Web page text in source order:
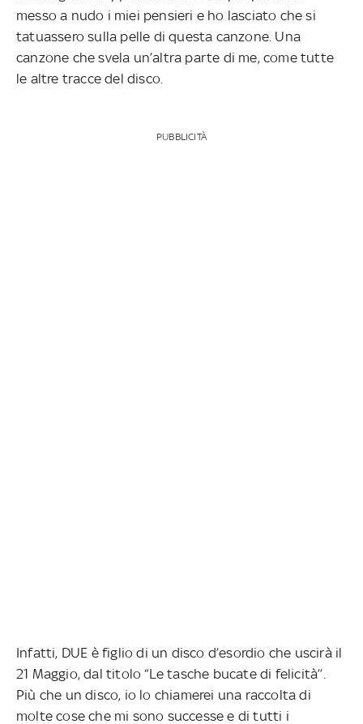
messo a nudo i miei pensieri e ho lasciato che si
tatuassero sulla pelle di questa canzone. Una
canzone che svela un’altra parte di me, come tutte
le altre tracce del disco.
PUBBLICITÀ
Infatti, DUE è figlio di un disco d’esordio che uscirà il
21 Maggio, dal titolo “Le tasche bucate di felicità’’.
Più che un disco, io lo chiamerei una raccolta di
molte cose che mi sono successe e di tutti i